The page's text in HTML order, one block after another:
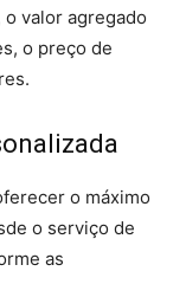
valor agregado
o preço de
o máximo
o serviço de
as